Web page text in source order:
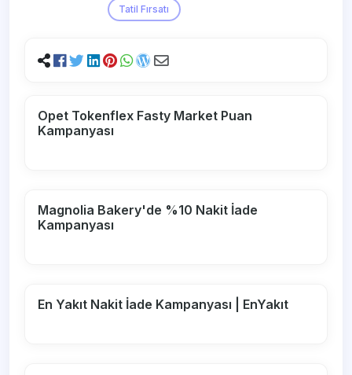
Tatil Fırsatı
Opet Tokenflex Fasty Market Puan
Kampanyası
Magnolia Bakery'de %10 Nakit İade
Kampanyası
En Yakıt Nakit İade Kampanyası | EnYakıt